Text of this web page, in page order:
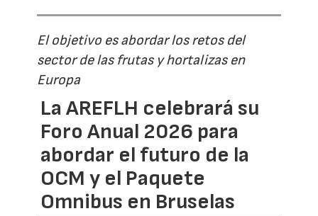
El objetivo es abordar los retos del
sector de las frutas y hortalizas en
Europa
La AREFLH celebrará su
Foro Anual 2026 para
abordar el futuro de la
OCM y el Paquete
Omnibus en Bruselas